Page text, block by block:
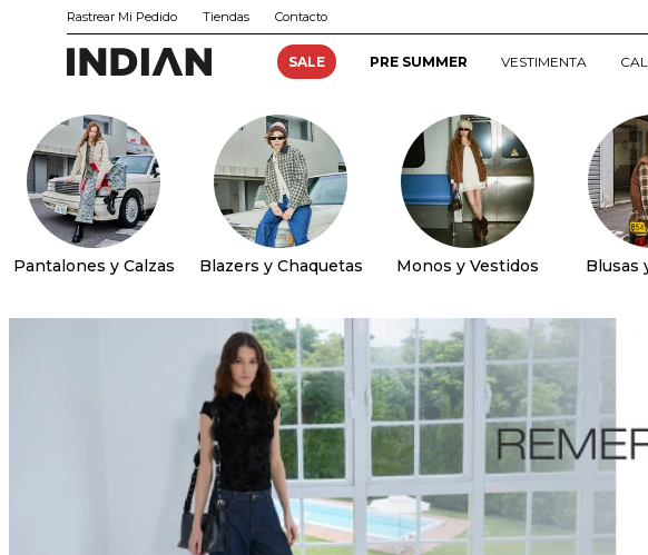
SALE PRE SUMMER VESTIMENTA
Rastrear Mi Pedido Tiendas Contacto
Pantalones y Calzas Blazers y Chaquetas Monos y Vestidos Blusas